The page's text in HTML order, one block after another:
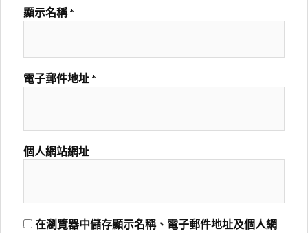
顯示名稱*
電子郵件地址 *
個人網站網址
在瀏覽器中儲存顯示名稱、電子郵件地址及個人網